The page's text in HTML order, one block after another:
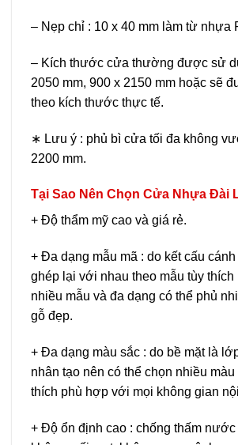
– Nẹp chỉ : 10 x 40 mm làm từ nhựa
– Kích thước cửa thường được sử
2050 mm, 900 x 2150 mm hoặc sẽ
theo kích thước thực tế.
∗ Lưu ý : phủ bì cửa tối đa không
2200 mm.
Tại Sao Nên Chọn Cửa Nhựa Đài
+ Độ thẩm mỹ cao và giá rẻ.
+ Đa dạng mẫu mã : do kết cấu
ghép lại với nhau theo mẫu tùy thích
nhiều mẫu và đa dạng có thể phủ
gỗ đẹp.
+ Đa dạng màu sắc : do bề mặt là
nhân tạo nên có thể chọn nhiều màu
thích phù hợp với mọi không gian
+ Độ ổn định cao : chống thấm nước